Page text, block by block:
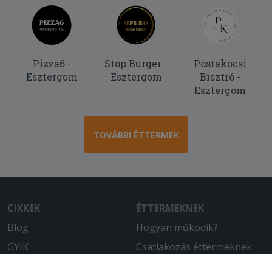
Pizza6 -
Esztergom
Stop Burger -
Esztergom
Postakocsi
Bisztró -
Esztergom
TOVÁBBI ÉTTERMEK
CIKKEK
Blog
GYIK
ÉTTERMEKNEK
Hogyan működik?
Csatlakozás éttermeknek